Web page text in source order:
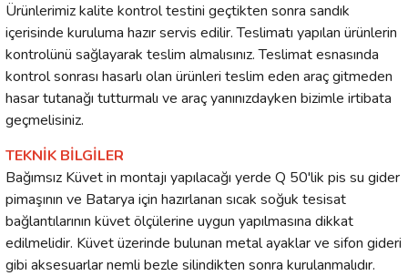
Ürünlerimiz kalite kontrol testini geçtikten sonra sandık
içerisinde kuruluma hazır servis edilir. Teslimatı yapılan ürünlerin
kontrolünü sağlayarak teslim almalısınız. Teslimat esnasında
kontrol sonrası hasarlı olan ürünleri teslim eden araç gitmeden
hasar tutanağı tutturmalı ve araç yanınızdayken bizimle irtibata
geçmelisiniz.
TEKNİK BİLGİLER
Bağımsız Küvet in montajı yapılacağı yerde Q 50'lik pis su gider
pimaşının ve Batarya için hazırlanan sıcak soğuk tesisat
bağlantılarının küvet ölçülerine uygun yapılmasına dikkat
edilmelidir. Küvet üzerinde bulunan metal ayaklar ve sifon gideri
gibi aksesuarlar nemli bezle silindikten sonra kurulanmalıdır.